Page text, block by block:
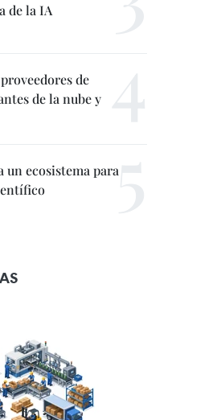
de la IA
de
de la nube y
un ecosistema para